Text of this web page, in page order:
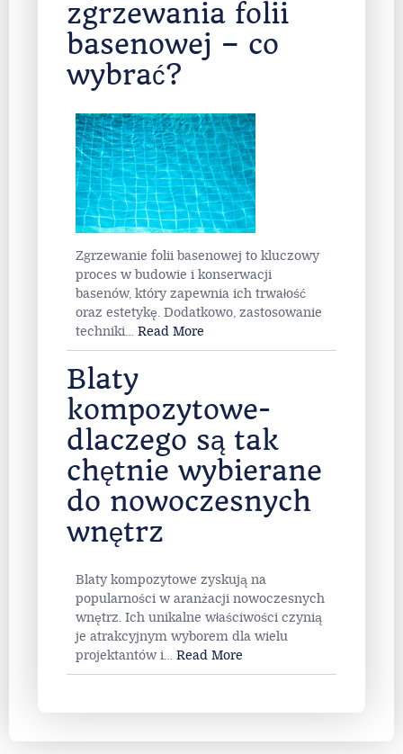
zgrzewania folii
basenowej – co
wybrać?
Zgrzewanie folii basenowej to kluczowy
proces w budowie i konserwacji
basenów, który zapewnia ich trwałość
oraz estetykę. Dodatkowo, zastosowanie
techniki… Read More
Blaty
kompozytowe-
dlaczego są tak
chętnie wybierane
do nowoczesnych
wnętrz
Blaty kompozytowe zyskują na
popularności w aranżacji nowoczesnych
wnętrz. Ich unikalne właściwości czynią
je atrakcyjnym wyborem dla wielu
projektantów i… Read More